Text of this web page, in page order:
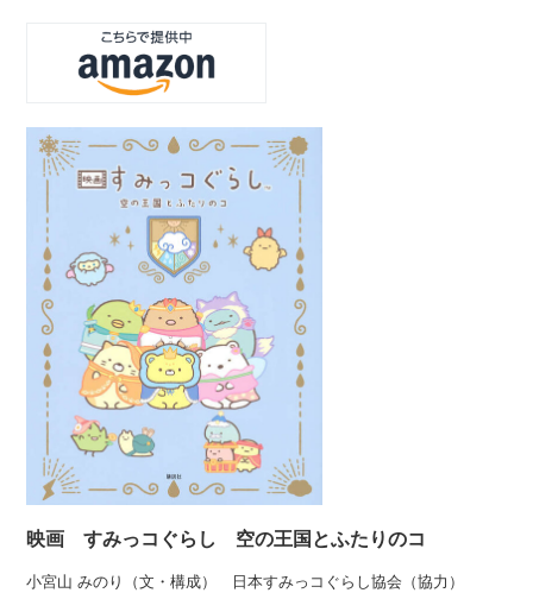
映画 すみっコぐらし 空の王国とふたりのコ
小宮山 みのり（文・構成） 日本すみっコぐらし協会（協力）